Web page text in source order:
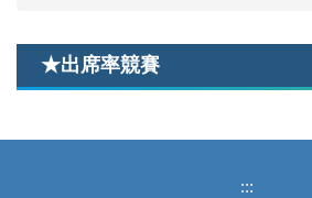
★出席率競賽
:::